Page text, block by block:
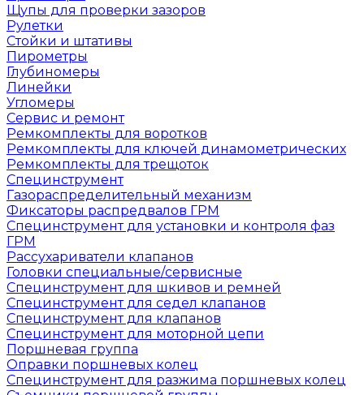
Щупы для проверки зазоров
Рулетки
Стойки и штативы
Пирометры
Глубиномеры
Линейки
Угломеры
Сервис и ремонт
Ремкомплекты для воротков
Ремкомплекты для ключей динамометрических
Ремкомплекты для трещоток
Специнструмент
Газораспределительный механизм
Фиксаторы распредвалов ГРМ
Специнструмент для установки и контроля фаз
ГРМ
Рассухариватели клапанов
Головки специальные/сервисные
Специнструмент для шкивов и ремней
Специнструмент для седел клапанов
Специнструмент для клапанов
Специнструмент для моторной цепи
Поршневая группа
Оправки поршневых колец
Специнструмент для разжима поршневых колец